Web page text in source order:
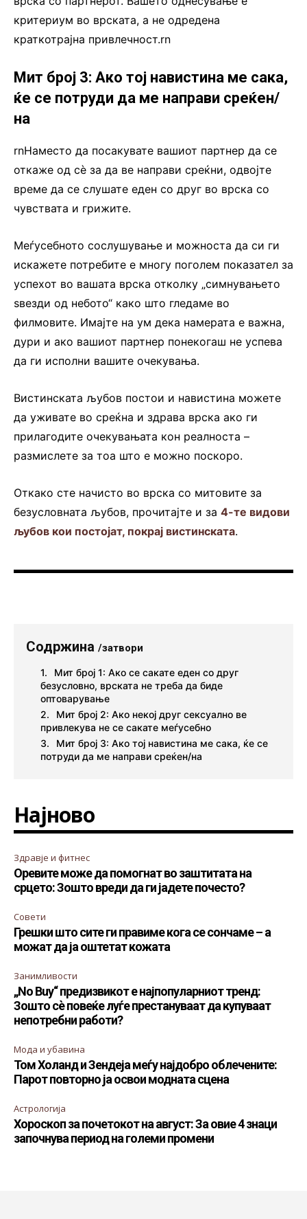
критериум во врската, а не одредена
краткотрајна привлечност.rn
Мит број 3: Ако тој навистина ме сака,
ќе се потруди да ме направи среќен/
на
rnНаместо да посакувате вашиот партнер да се
откаже од сè за да ве направи среќни, одвојте
време да се слушате еден со друг во врска со
чувствата и грижите.
Меѓусебното сослушување и можноста да си ги
искажете потребите е многу поголем показател за
успехот во вашата врска отколку „симнувањето
ѕвезди од небото“ како што гледаме во
филмовите. Имајте на ум дека намерата е важна,
дури и ако вашиот партнер понекогаш не успева
да ги исполни вашите очекувања.
Вистинската љубов постои и навистина можете
да уживате во среќна и здрава врска ако ги
прилагодите очекувањата кон реалноста –
размислете за тоа што е можно поскоро.
Откако сте начисто во врска со митовите за
безусловната љубов, прочитајте и за 4-те видови
љубов кои постојат, покрај вистинската.
Содржина /затвори
Мит број 1: Ако се сакате еден со друг
безусловно, врската не треба да биде
оптоварување
Мит број 2: Ако некој друг сексуално ве
привлекува не се сакате меѓусебно
Мит број 3: Ако тој навистина ме сака, ќе се
потруди да ме направи среќен/на
Најново
Здравје и фитнес
Оревите може да помогнат во заштитата на
срцето: Зошто вреди да ги јадете почесто?
Совети
Грешки што сите ги правиме кога се сончаме – а
можат да ја оштетат кожата
Занимливости
„No Buy“ предизвикот е најпопуларниот тренд:
Зошто сè повеќе луѓе престануваат да купуваат
непотребни работи?
Мода и убавина
Том Холанд и Зендеја меѓу најдобро облечените:
Парот повторно ја освои модната сцена
Астрологија
Хороскоп за почетокот на август: За овие 4 знаци
започнува период на големи промени